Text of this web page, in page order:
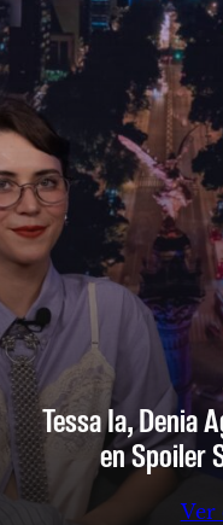
Tessa Ia, Denia
en Spoiler
Ver